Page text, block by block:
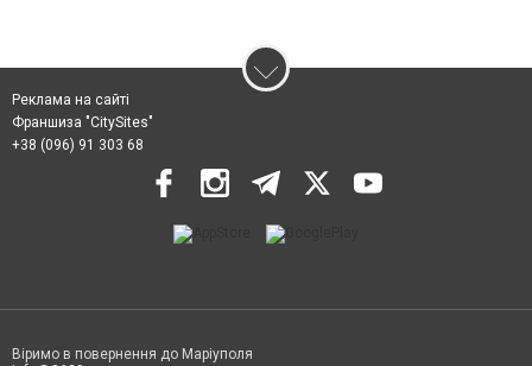
Реклама на сайті
Франшиза "CitySites"
+38 (096) 91 303 68
Віримо в повернення до Маріуполя